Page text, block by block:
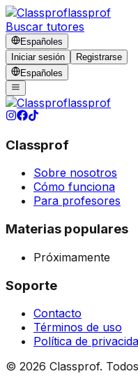
lassprof
Buscar tutores
Españoles
Iniciar sesión
Registrarse
Españoles
lassprof
Classprof
Sobre nosotros
Cómo funciona
Para profesores
Materias populares
Próximamente
Soporte
Contacto
Términos de uso
Política de
© 2026 Classprof.